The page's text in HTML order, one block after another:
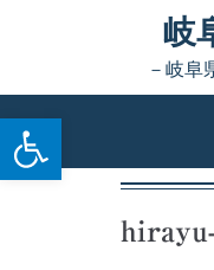
ツールバーを開く
岐
－岐阜
hirayu-